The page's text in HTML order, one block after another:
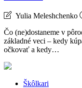
Yulia Meleshchenko
Čo (ne)dostaneme v
základné veci – kedy
očkovať a kedy…
Škôlkari